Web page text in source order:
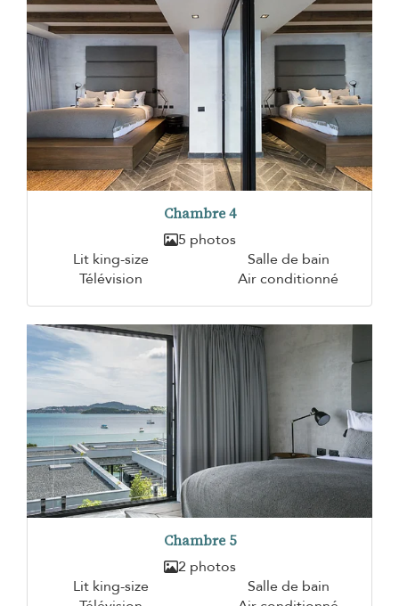
Chambre 4
5 photos
Lit king-size
Salle de bain
Télévision
Air conditionné
Chambre 5
2 photos
Lit king-size
Salle de bain